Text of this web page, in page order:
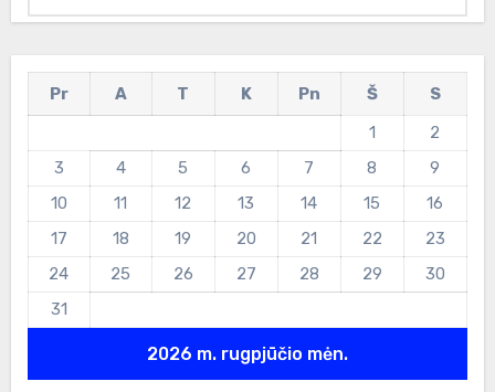
2026 m. rugpjūčio mėn.
Pr A T K Pn Š
S
1
2
3
4 5 6 7 8
9
10
11 12 13 14 15
16
17
18 19 20 21 22
23
24
25 26 27 28 29
30
31